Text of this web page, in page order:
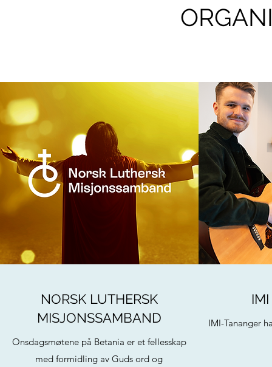
NORSK LUTHERSK
MISJONSSAMBAND
Onsdagsmøtene på Betania er et fellesskap
med formidling av Guds ord og
IMI-Tananger